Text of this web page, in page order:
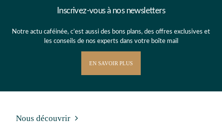
Inscrivez-vous à nos newsletters
Notre actu caféinée, c’est aussi des bons plans, des offres exclusives et
les conseils de nos experts dans votre boîte mail
EN SAVOIR PLUS
Nous découvrir